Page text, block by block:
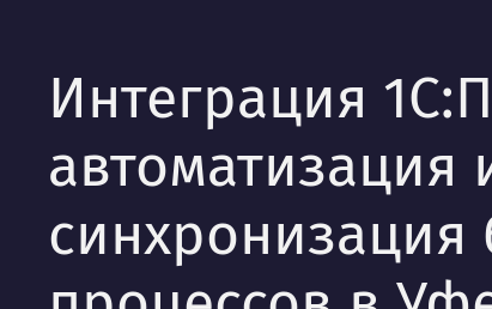
Интеграция
автоматизация
синхронизация